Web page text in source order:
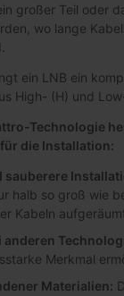
großer Teil oder
wo lange
ein LNB ein
High- (H) und
Technologie
die Installation:
sauberere
halb so groß wie
Kabeln
anderen
Merkmal
Materialien: